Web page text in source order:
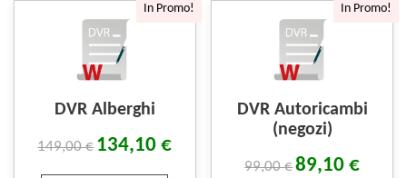
In Promo!
DVR Alberghi
149,00€ 134,10€
In Promo!
DVR Autoricambi
(negozi)
99,00€89,10€